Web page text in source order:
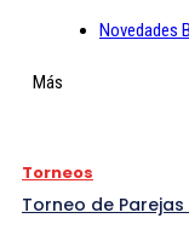
Novedades
Más
Torneos
Torneo de